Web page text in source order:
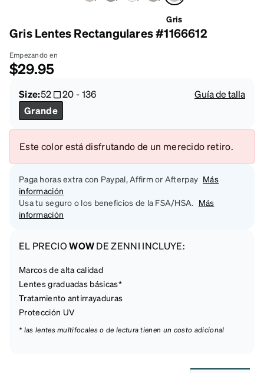
Gris
Gris Lentes Rectangulares #1166612
Empezando en
$29.95
Size:52 20-136
Guía de talla
Grande
Este color está disfrutando de un merecido retiro.
Paga horas extra con Paypal, Affirm or Afterpay Más
información
Usa tu seguro o los beneficios de la FSA/HSA. Más
información
EL PRECIOWOWDE ZENNI INCLUYE:
Marcos de alta calidad
Lentes graduadas básicas*
Tratamiento antirrayaduras
Protección UV
* las lentes multifocales o de lectura tienen un costo adicional